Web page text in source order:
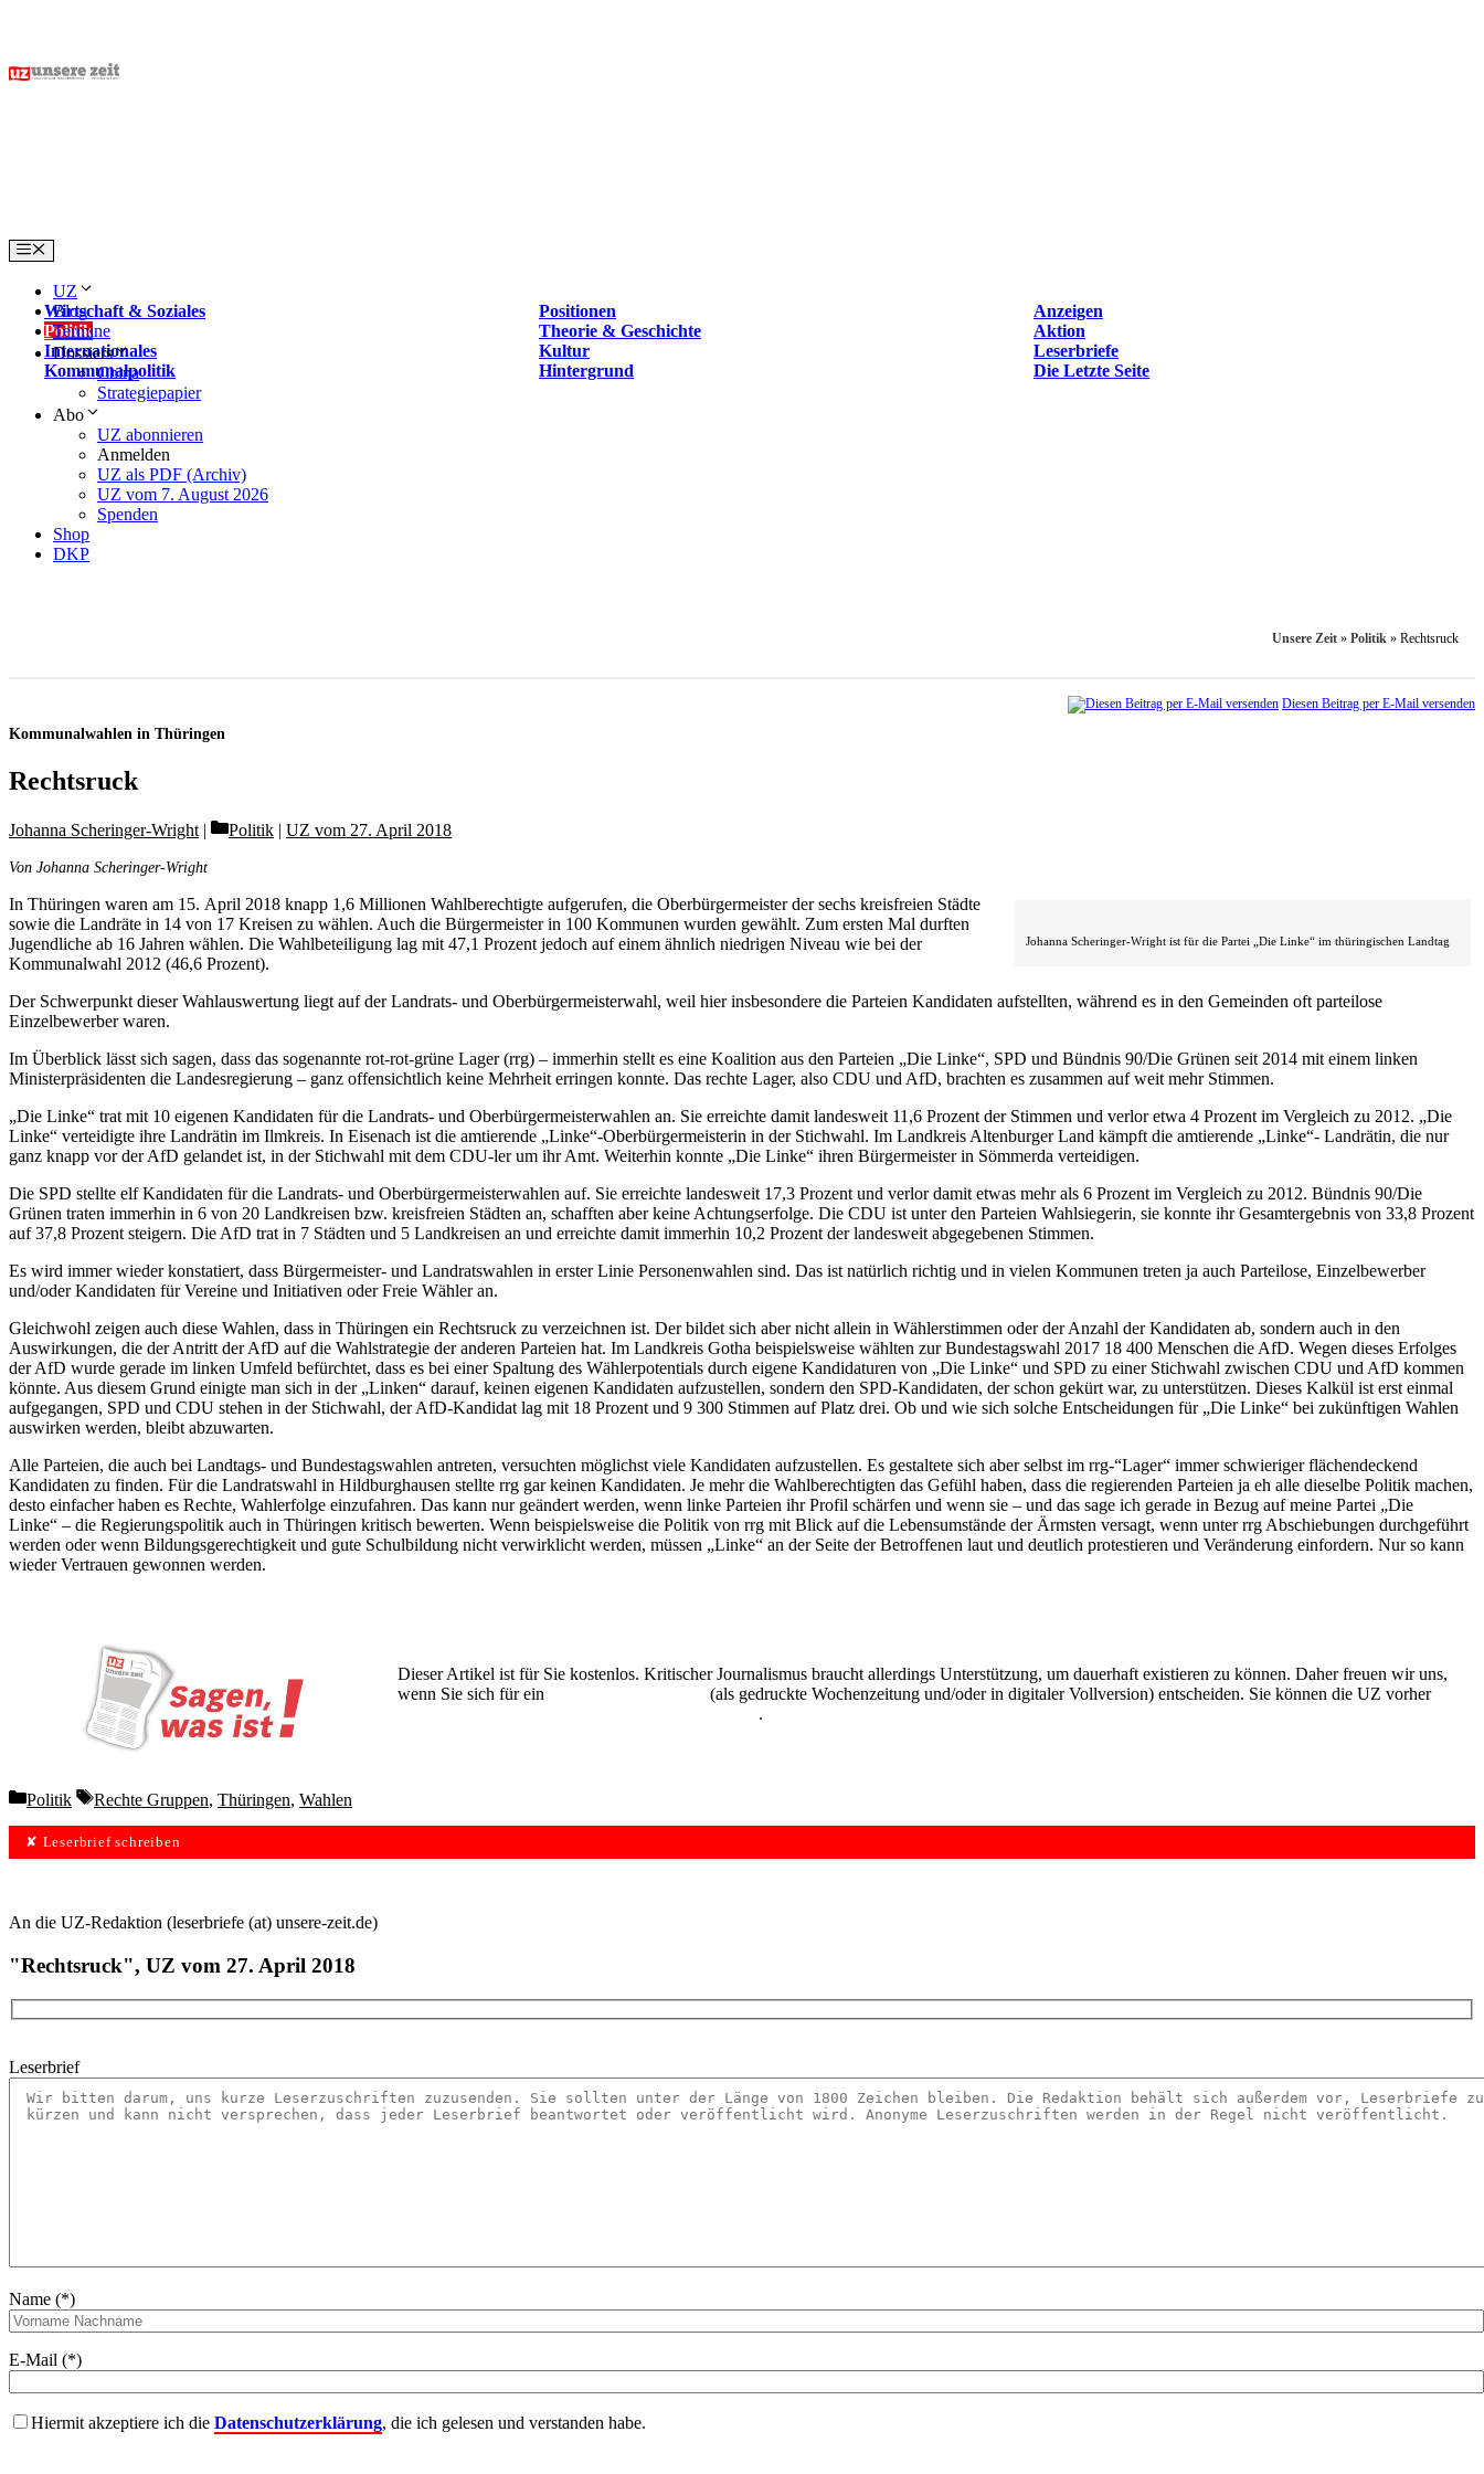
content
Menu
UZ
Wirtschaft & Soziales
Positionen
Anzeigen
Politik
Theorie & Geschichte
Aktion
Internationales
Kultur
Leserbriefe
Kommunalpolitik
Hintergrund Die Letzte Seite
Blog
Termine
Dossiers
China
Strategiepapier
Abo
UZ abonnieren
Anmelden
UZ als PDF (Archiv)
UZ vom 7. August 2026
Spenden
Shop
DKP
Unsere Zeit » Politik » Rechtsruck
Diesen Beitrag per E-Mail versenden
Kommunalwahlen in Thüringen
Rechtsruck
Johanna Scheringer-Wright Categories
Politik | UZ vom 27. April 2018
Von Johanna Scheringer-Wright
Johanna Scheringer-Wright ist für die Partei „Die Linke“ im thüringischen Landtag
In Thüringen waren am 15. April 2018 knapp 1,6 Millionen Wahlberechtigte aufgerufen, die Oberbürgermeister der sechs kreisfreien Städte
sowie die Landräte in 14 von 17 Kreisen zu wählen. Auch die Bürgermeister in 100 Kommunen wurden gewählt. Zum ersten Mal durften
Jugendliche ab 16 Jahren wählen. Die Wahlbeteiligung lag mit 47,1 Prozent jedoch auf einem ähnlich niedrigen Niveau wie bei der
Kommunalwahl 2012 (46,6 Prozent).
Der Schwerpunkt dieser Wahlauswertung liegt auf der Landrats- und Oberbürgermeisterwahl, weil hier insbesondere die Parteien Kandidaten aufstellten, während es in den Gemeinden oft parteilose
Einzelbewerber waren.
Im Überblick lässt sich sagen, dass das sogenannte rot-rot-grüne Lager (rrg) – immerhin stellt es eine Koalition aus den Parteien „Die Linke“, SPD und Bündnis 90/Die Grünen seit 2014 mit einem linken
Ministerpräsidenten die Landesregierung – ganz offensichtlich keine Mehrheit erringen konnte. Das rechte Lager, also CDU und AfD, brachten es zusammen auf weit mehr Stimmen.
„Die Linke“ trat mit 10 eigenen Kandidaten für die Landrats- und Oberbürgermeisterwahlen an. Sie erreichte damit landesweit 11,6 Prozent der Stimmen und verlor etwa 4 Prozent im Vergleich zu 2012. „Die
Linke“ verteidigte ihre Landrätin im Ilmkreis. In Eisenach ist die amtierende „Linke“-Oberbürgermeisterin in der Stichwahl. Im Landkreis Altenburger Land kämpft die amtierende „Linke“- Landrätin, die nur
ganz knapp vor der AfD gelandet ist, in der Stichwahl mit dem CDU-ler um ihr Amt. Weiterhin konnte „Die Linke“ ihren Bürgermeister in Sömmerda verteidigen.
Die SPD stellte elf Kandidaten für die Landrats- und Oberbürgermeisterwahlen auf. Sie erreichte landesweit 17,3 Prozent und verlor damit etwas mehr als 6 Prozent im Vergleich zu 2012. Bündnis 90/Die
Grünen traten immerhin in 6 von 20 Landkreisen bzw. kreisfreien Städten an, schafften aber keine Achtungserfolge. Die CDU ist unter den Parteien Wahlsiegerin, sie konnte ihr Gesamtergebnis von 33,8 Prozent
auf 37,8 Prozent steigern. Die AfD trat in 7 Städten und 5 Landkreisen an und erreichte damit immerhin 10,2 Prozent der landesweit abgegebenen Stimmen.
Es wird immer wieder konstatiert, dass Bürgermeister- und Landratswahlen in erster Linie Personenwahlen sind. Das ist natürlich richtig und in vielen Kommunen treten ja auch Parteilose, Einzelbewerber
und/oder Kandidaten für Vereine und Initiativen oder Freie Wähler an.
Gleichwohl zeigen auch diese Wahlen, dass in Thüringen ein Rechtsruck zu verzeichnen ist. Der bildet sich aber nicht allein in Wählerstimmen oder der Anzahl der Kandidaten ab, sondern auch in den
Auswirkungen, die der Antritt der AfD auf die Wahlstrategie der anderen Parteien hat. Im Landkreis Gotha beispielsweise wählten zur Bundestagswahl 2017 18 400 Menschen die AfD. Wegen dieses Erfolges
der AfD wurde gerade im linken Umfeld befürchtet, dass es bei einer Spaltung des Wählerpotentials durch eigene Kandidaturen von „Die Linke“ und SPD zu einer Stichwahl zwischen CDU und AfD kommen
könnte. Aus diesem Grund einigte man sich in der „Linken“ darauf, keinen eigenen Kandidaten aufzustellen, sondern den SPD-Kandidaten, der schon gekürt war, zu unterstützen. Dieses Kalkül ist erst einmal
aufgegangen, SPD und CDU stehen in der Stichwahl, der AfD-Kandidat lag mit 18 Prozent und 9 300 Stimmen auf Platz drei. Ob und wie sich solche Entscheidungen für „Die Linke“ bei zukünftigen Wahlen
auswirken werden, bleibt abzuwarten.
Alle Parteien, die auch bei Landtags- und Bundestagswahlen antreten, versuchten möglichst viele Kandidaten aufzustellen. Es gestaltete sich aber selbst im rrg-“Lager“ immer schwieriger flächendeckend
Kandidaten zu finden. Für die Landratswahl in Hildburghausen stellte rrg gar keinen Kandidaten. Je mehr die Wahlberechtigten das Gefühl haben, dass die regierenden Parteien ja eh alle dieselbe Politik machen,
desto einfacher haben es Rechte, Wahlerfolge einzufahren. Das kann nur geändert werden, wenn linke Parteien ihr Profil schärfen und wenn sie – und das sage ich gerade in Bezug auf meine Partei „Die
Linke“ – die Regierungspolitik auch in Thüringen kritisch bewerten. Wenn beispielsweise die Politik von rrg mit Blick auf die Lebensumstände der Ärmsten versagt, wenn unter rrg Abschiebungen durchgeführt
werden oder wenn Bildungsgerechtigkeit und gute Schulbildung nicht verwirklicht werden, müssen „Linke“ an der Seite der Betroffenen laut und deutlich protestieren und Veränderung einfordern. Nur so kann
wieder Vertrauen gewonnen werden.
Dieser Artikel ist für Sie kostenlos. Kritischer Journalismus braucht allerdings Unterstützung, um dauerhaft existieren zu können. Daher freuen wir uns,
wenn Sie sich für ein
(als gedruckte Wochenzeitung und/oder in digitaler Vollversion) entscheiden. Sie können die UZ vorher
.
Categories
Politik Tags
Rechte Gruppen, Thüringen, Wahlen
✘ Leserbrief schreiben
An die UZ-Redaktion (leserbriefe (at) unsere-zeit.de)
"Rechtsruck", UZ vom 27. April 2018
Leserbrief
Name (*)
E-Mail (*)
Hiermit akzeptiere ich die Datenschutzerklärung, die ich gelesen und verstanden habe.